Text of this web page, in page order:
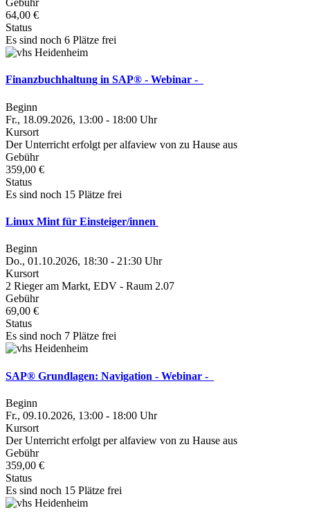
Gebühr
64,00 €
Status
Es sind noch 6 Plätze frei
Finanzbuchhaltung in SAP® - Webinar -
Beginn
Fr., 18.09.2026, 13:00 - 18:00 Uhr
Kursort
Der Unterricht erfolgt per alfaview von zu Hause aus
Gebühr
359,00 €
Status
Es sind noch 15 Plätze frei
Linux Mint für Einsteiger/innen
Beginn
Do., 01.10.2026, 18:30 - 21:30 Uhr
Kursort
2 Rieger am Markt, EDV - Raum 2.07
Gebühr
69,00 €
Status
Es sind noch 7 Plätze frei
SAP® Grundlagen: Navigation - Webinar -
Beginn
Fr., 09.10.2026, 13:00 - 18:00 Uhr
Kursort
Der Unterricht erfolgt per alfaview von zu Hause aus
Gebühr
359,00 €
Status
Es sind noch 15 Plätze frei